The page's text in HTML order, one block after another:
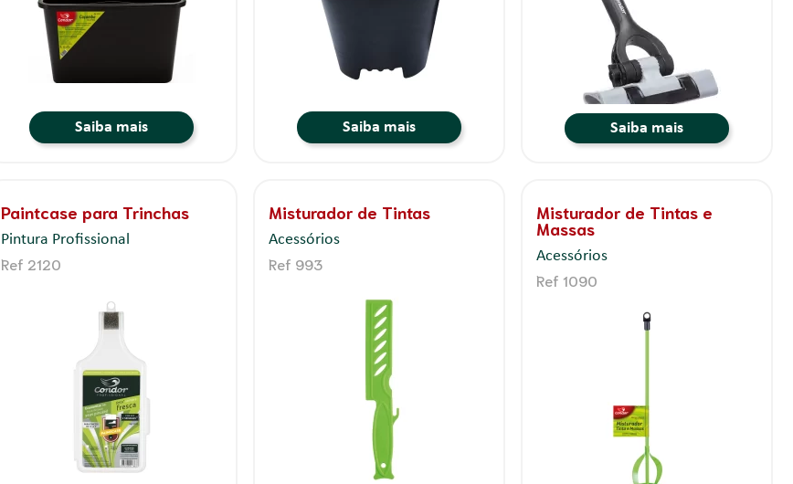
Saiba mais Saiba mais Saiba mais
Paintcase para Trinchas
Pintura Profissional
Ref 2120
Misturador de Tintas
Acessórios
Ref 993
Misturador de Tintas e
Massas
Acessórios
Ref 1090